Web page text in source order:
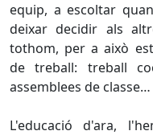
equip, a escoltar
deixar decidir als
tothom, per a això
de treball: treball
assemblees de classe…
L'educació d'ara,